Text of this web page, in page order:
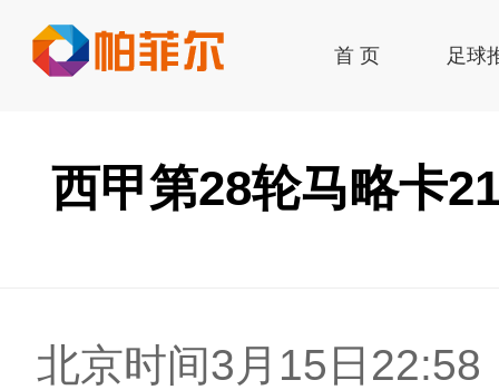
首 页 足球
签到
西甲第28轮马略卡
北京时间3月15日